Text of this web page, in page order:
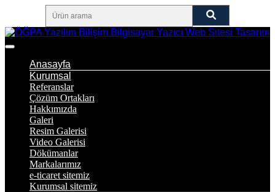
Anasayfa
Kurumsal
Referanslar
Çözüm Ortakları
Hakkımızda
Galeri
Resim Galerisi
Video Galerisi
Dökümanlar
Markalarımız
e-ticaret sitemiz
Kurumsal sitemiz